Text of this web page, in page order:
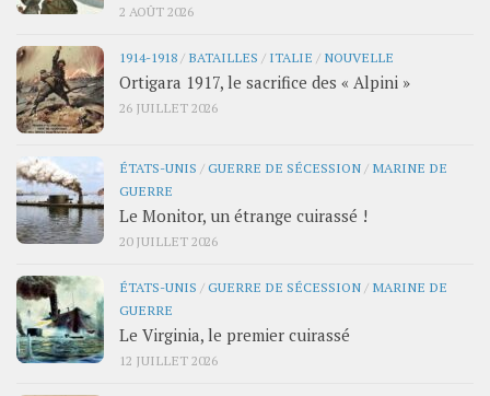
2 AOÛT 2026
1914-1918 / BATAILLES / ITALIE / NOUVELLE
Ortigara 1917, le sacrifice des « Alpini »
26 JUILLET 2026
ÉTATS-UNIS /GUERRE DE SÉCESSION / MARINE DE
GUERRE
Le Monitor, un étrange cuirassé !
20 JUILLET 2026
ÉTATS-UNIS /GUERRE DE SÉCESSION / MARINE DE
GUERRE
Le Virginia, le premier cuirassé
12 JUILLET 2026